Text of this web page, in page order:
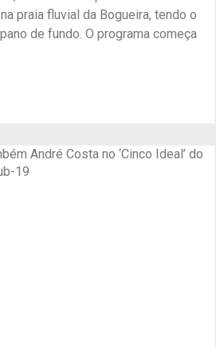
na praia fluvial da Bogueira, tendo o
de fundo. O programa começa